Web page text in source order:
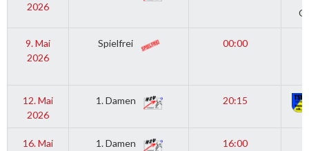
2026
9. Mai
2026
Spielfrei 00:00
12. Mai
2026
1. Damen 20:15
16. Mai
1. Damen
16:00